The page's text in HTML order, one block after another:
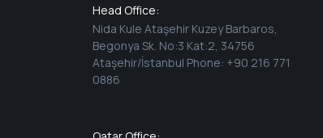
Head Office:
Nida Kule Ataşehir Kuzey Barbaros,
Begonya Sk. No:3 Kat:2, 34756
Ataşehir/İstanbul Phone: +90 216 771
0886